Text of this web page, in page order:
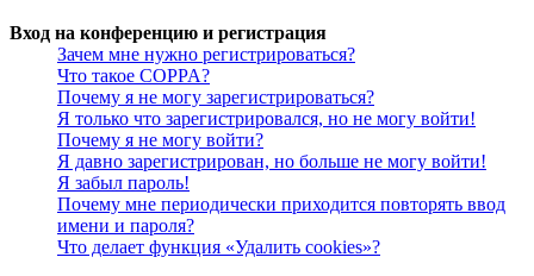
Вход на конференцию и регистрация
Зачем мне нужно регистрироваться?
Что такое COPPA?
Почему я не могу зарегистрироваться?
Я только что зарегистрировался, но не могу войти!
Почему я не могу войти?
Я давно зарегистрирован, но больше не могу войти!
Я забыл пароль!
Почему мне периодически приходится повторять ввод
имени и пароля?
Что делает функция «Удалить cookies»?